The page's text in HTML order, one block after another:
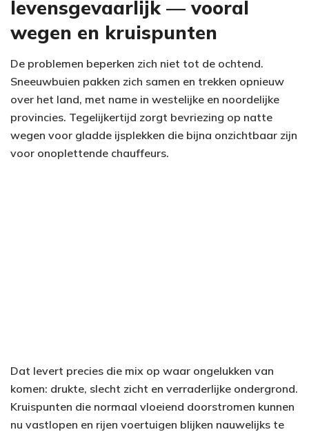
levensgevaarlijk — vooral
wegen en kruispunten
De problemen beperken zich niet tot de ochtend.
Sneeuwbuien pakken zich samen en trekken opnieuw
over het land, met name in westelijke en noordelijke
provincies. Tegelijkertijd zorgt bevriezing op natte
wegen voor gladde ijsplekken die bijna onzichtbaar zijn
voor onoplettende chauffeurs.
Dat levert precies die mix op waar ongelukken van
komen: drukte, slecht zicht en verraderlijke ondergrond.
Kruispunten die normaal vloeiend doorstromen kunnen
nu vastlopen en rijen voertuigen blijken nauwelijks te